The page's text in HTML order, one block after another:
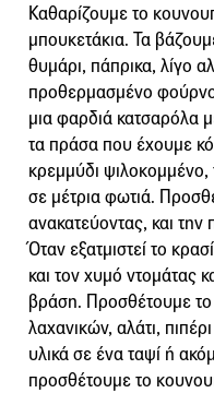
Καθαρίζουμε το
μπουκετάκια. Τα
θυμάρι, πάπρικα, λίγο
προθερμασμένο
μια φαρδιά κατσαρόλα
τα πράσα που έχουμε
κρεμμύδι ψιλοκομμένο,
σε μέτρια φωτιά.
ανακατεύοντας, και
Όταν εξατμιστεί το
και τον χυμό ντομάτας
βράση. Προσθέτουμε
λαχανικών, αλάτι,
υλικά σε ένα ταψί ή
προσθέτουμε το